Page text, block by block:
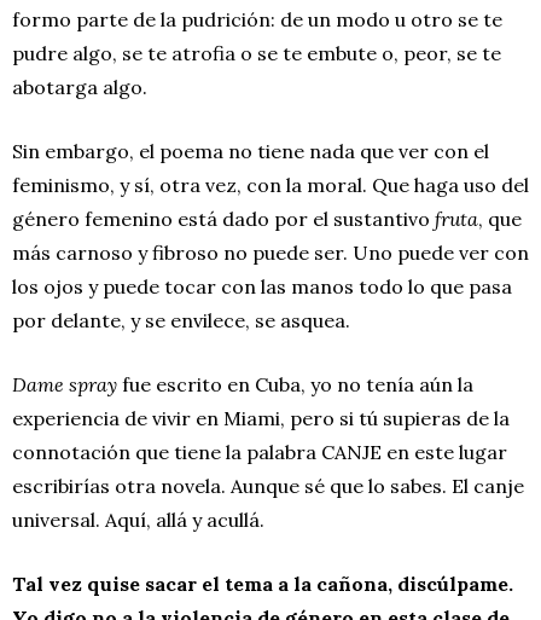
formo parte de la pudrición: de un modo u otro se te
pudre algo, se te atrofia o se te embute o, peor, se te
abotarga algo.
Sin embargo, el poema no tiene nada que ver con el
feminismo, y sí, otra vez, con la moral. Que haga uso del
género femenino está dado por el sustantivo fruta, que
más carnoso y fibroso no puede ser. Uno puede ver con
los ojos y puede tocar con las manos todo lo que pasa
por delante, y se envilece, se asquea.
Dame spray fue escrito en Cuba, yo no tenía aún la
experiencia de vivir en Miami, pero si tú supieras de la
connotación que tiene la palabra CANJE en este lugar
escribirías otra novela. Aunque sé que lo sabes. El canje
universal. Aquí, allá y acullá.
Tal vez quise sacar el tema a la cañona, discúlpame.